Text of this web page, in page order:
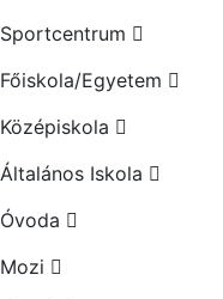
Sportcentrum
Főiskola/Egyetem
Középiskola
Általános Iskola
Óvoda
Mozi